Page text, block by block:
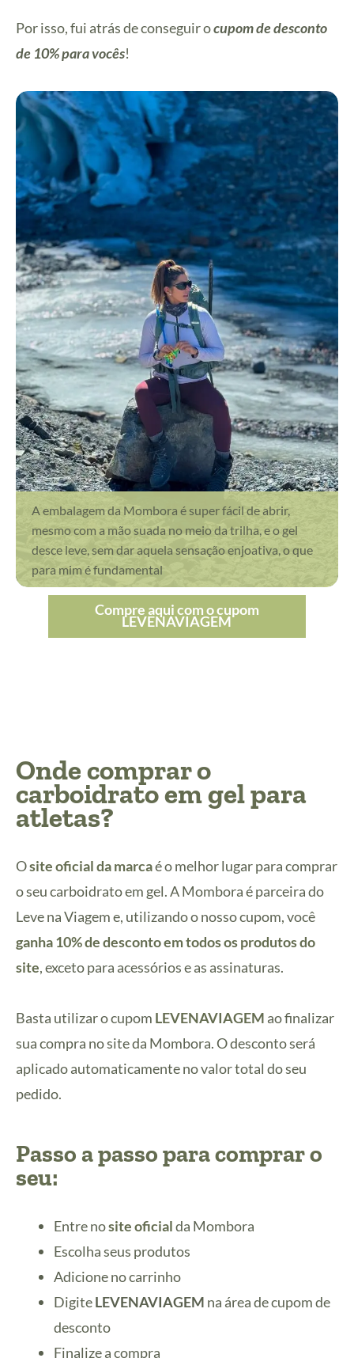
Por isso, fui atrás de conseguir ocupom de desconto
de 10% para vocês!
A embalagem da Mombora é super fácil de abrir,
mesmo com a mão suada no meio da trilha, e o gel
desce leve, sem dar aquela sensação enjoativa, o que
para mim é fundamental
Compre aqui com o cupom
LEVENAVIAGEM
Onde comprar o
carboidrato em gel para
atletas?
Osite oficial da marcaé o melhor lugar para comprar
o seu carboidrato em gel. A Mombora é parceira do
Leve na Viagem e, utilizando o nosso cupom, você
ganha 10% de desconto em todos os produtos do
site, exceto para acessórios e as assinaturas.
Basta utilizar o cupom LEVENAVIAGEM ao finalizar
sua compra no site da Mombora. O desconto será
aplicado automaticamente no valor total do seu
pedido.
Passo a passo para comprar o
seu:
Entre nosite oficialda Mombora
Escolha seus produtos
Adicione no carrinho
DigiteLEVENAVIAGEM na área de cupom de
desconto
Finalize a compra